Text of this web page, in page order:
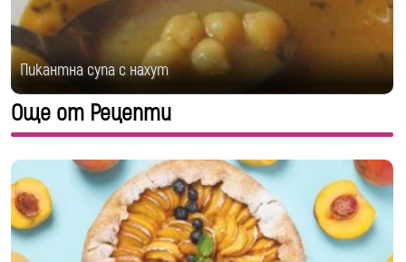
Пикантна супа с нахут
Още от Рецепти